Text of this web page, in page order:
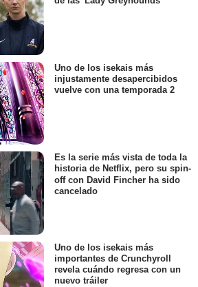
Uno de los isekais más
injustamente desapercibidos
vuelve con una temporada 2
Es la serie más vista de toda la
historia de Netflix, pero su spin-
off con David Fincher ha sido
cancelado
Uno de los isekais más
importantes de Crunchyroll
revela cuándo regresa con un
nuevo tráiler